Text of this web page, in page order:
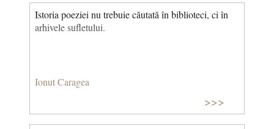
Istoria poeziei nu trebuie căutată în biblioteci, ci în
arhivele sufletului.
Ionut Caragea
>>>